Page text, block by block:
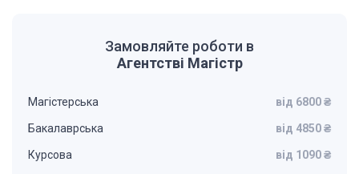
Замовляйте роботи в
Агентстві Магістр
Магістерська від 6800 ₴
Бакалаврська від 4850 ₴
Курсова від 1090 ₴